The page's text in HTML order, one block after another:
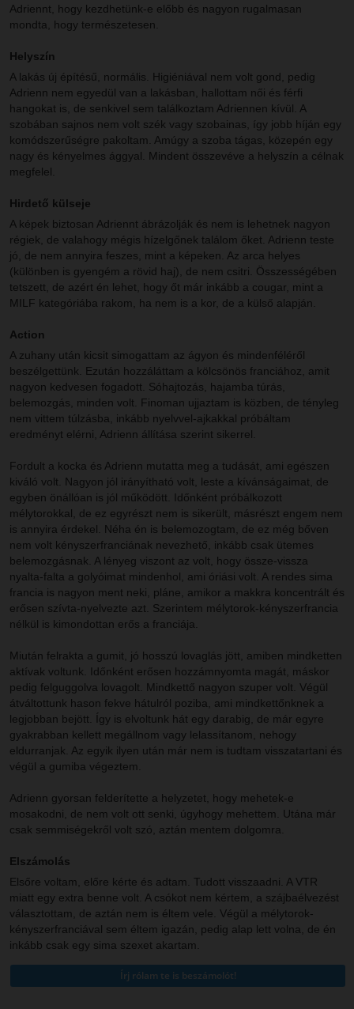
Adriennt, hogy kezdhetünk-e előbb és nagyon rugalmasan
mondta, hogy természetesen.
Helyszín
A lakás új építésű, normális. Higiéniával nem volt gond, pedig
Adrienn nem egyedül van a lakásban, hallottam női és férfi
hangokat is, de senkivel sem találkoztam Adriennen kívül. A
szobában sajnos nem volt szék vagy szobainas, így jobb híján egy
komódszerűségre pakoltam. Amúgy a szoba tágas, közepén egy
nagy és kényelmes ággyal. Mindent összevéve a helyszín a célnak
megfelel.
Hirdető külseje
A képek biztosan Adriennt ábrázolják és nem is lehetnek nagyon
régiek, de valahogy mégis hízelgőnek találom őket. Adrienn teste
jó, de nem annyira feszes, mint a képeken. Az arca helyes
(különben is gyengém a rövid haj), de nem csitri. Összességében
tetszett, de azért én lehet, hogy őt már inkább a cougar, mint a
MILF kategóriába rakom, ha nem is a kor, de a külső alapján.
Action
A zuhany után kicsit simogattam az ágyon és mindenféléről
beszélgettünk. Ezután hozzáláttam a kölcsönös franciához, amit
nagyon kedvesen fogadott. Sóhajtozás, hajamba túrás,
belemozgás, minden volt. Finoman ujjaztam is közben, de tényleg
nem vittem túlzásba, inkább nyelvvel-ajkakkal próbáltam
eredményt elérni, Adrienn állítása szerint sikerrel.
Fordult a kocka és Adrienn mutatta meg a tudását, ami egészen
kiváló volt. Nagyon jól irányítható volt, leste a kívánságaimat, de
egyben önállóan is jól működött. Időnként próbálkozott
mélytorokkal, de ez egyrészt nem is sikerült, másrészt engem nem
is annyira érdekel. Néha én is belemozogtam, de ez még bőven
nem volt kényszerfranciának nevezhető, inkább csak ütemes
belemozgásnak. A lényeg viszont az volt, hogy össze-vissza
nyalta-falta a golyóimat mindenhol, ami óriási volt. A rendes sima
francia is nagyon ment neki, pláne, amikor a makkra koncentrált és
erősen szívta-nyelvezte azt. Szerintem mélytorok-kényszerfrancia
nélkül is kimondottan erős a franciája.
Miután felrakta a gumit, jó hosszú lovaglás jött, amiben mindketten
aktívak voltunk. Időnként erősen hozzámnyomta magát, máskor
pedig felguggolva lovagolt. Mindkettő nagyon szuper volt. Végül
átváltottunk hason fekve hátulról poziba, ami mindkettőnknek a
legjobban bejött. Így is elvoltunk hát egy darabig, de már egyre
gyakrabban kellett megállnom vagy lelassítanom, nehogy
eldurranjak. Az egyik ilyen után már nem is tudtam visszatartani és
végül a gumiba végeztem.
Adrienn gyorsan felderítette a helyzetet, hogy mehetek-e
mosakodni, de nem volt ott senki, úgyhogy mehettem. Utána már
csak semmiségekről volt szó, aztán mentem dolgomra.
Elszámolás
Elsőre voltam, előre kérte és adtam. Tudott visszaadni. A VTR
miatt egy extra benne volt. A csókot nem kértem, a szájbaélvezést
választottam, de aztán nem is éltem vele. Végül a mélytorok-
kényszerfranciával sem éltem igazán, pedig alap lett volna, de én
inkább csak egy sima szexet akartam.